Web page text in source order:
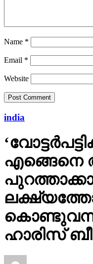
Name*
Email
Website
india
ഹാരിസ്